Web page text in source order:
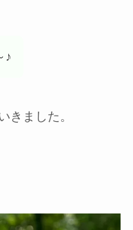
♪
きました。